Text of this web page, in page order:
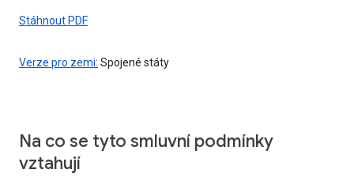
Stáhnout PDF
Verze pro zemi: Spojené státy
Na co se tyto smluvní podmínky
vztahují